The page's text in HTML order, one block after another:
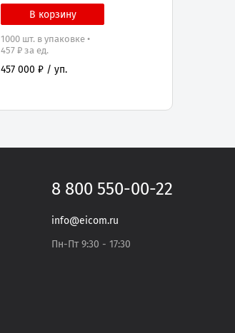
1000 шт. в упаковке •
457 ₽ за ед.
457 000 ₽ / уп.
8 800 550-00-22
info@eicom.ru
Пн-Пт 9:30 - 17:30